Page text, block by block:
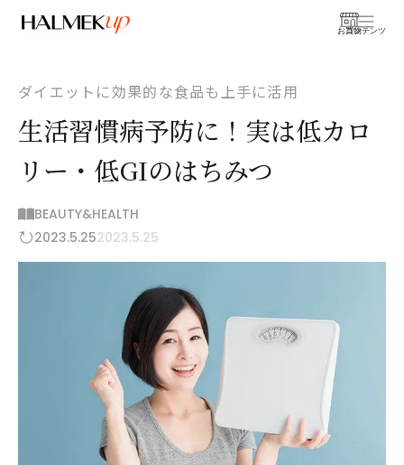
お買物
コンテンツ
ダイエットに効果的な食品も上手に活用
生活習慣病予防に！実は低カロ
リー・低GIのはちみつ
BEAUTY&HEALTH
2023.5.252023.5.25